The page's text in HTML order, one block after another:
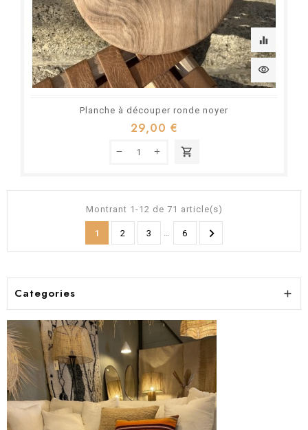
equalizer
visibility
Planche à découper ronde noyer
29,00 €
shopping_cart
Montrant 1-12 de 71 article(s)
1 2 3 … 6 
Categories 